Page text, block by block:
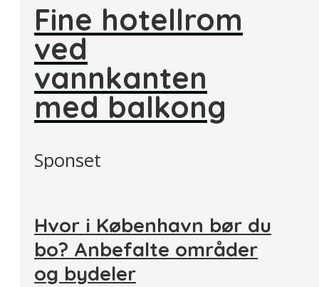
Fine hotellrom
ved
vannkanten
med balkong
Sponset
Hvor i København bør du
bo? Anbefalte områder
og bydeler